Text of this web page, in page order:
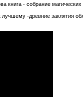
книга - собрание
-древние заклятия